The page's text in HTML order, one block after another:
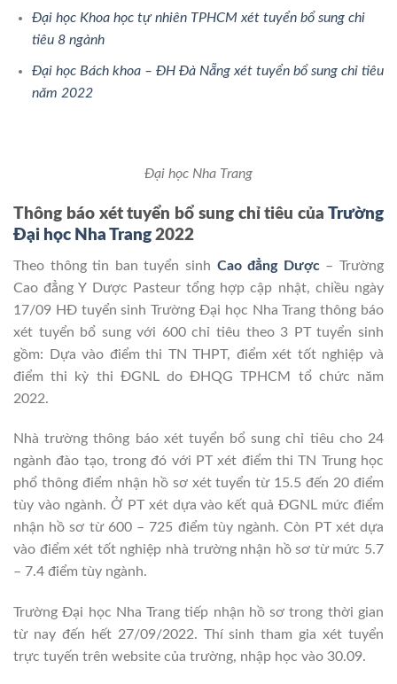
Đại học Khoa học tự nhiên TPHCM xét tuyển bổ sung chi
tiêu 8 ngành
Đại học Bách khoa – ĐH Đà Nẵng xét tuyển bổ sung chỉ tiêu
năm 2022
Đại học Nha Trang
Thông báo xét tuyển bổ sung chỉ tiêu của Trường
Đại học Nha Trang 2022
Theo thông tin ban tuyển sinh Cao đẳng Dược– Trường
Cao đẳng Y Dược Pasteur tổng hợp cập nhật, chiều ngày
17/09 HĐ tuyển sinh Trường Đại học Nha Trang thông báo
xét tuyển bổ sung với 600 chỉ tiêu theo 3 PT tuyển sinh
gồm: Dựa vào điểm thi TN THPT, điểm xét tốt nghiệp và
điểm thi kỳ thi ĐGNL do ĐHQG TPHCM tổ chức năm
2022.
Nhà trường thông báo xét tuyển bổ sung chỉ tiêu cho 24
ngành đào tạo, trong đó với PT xét điểm thi TN Trung học
phổ thông điểm nhận hồ sơ xét tuyển từ 15.5 đến 20 điểm
tùy vào ngành. Ở PT xét dựa vào kết quả ĐGNL mức điểm
nhận hồ sơ từ 600 – 725 điểm tùy ngành. Còn PT xét dựa
vào điểm xét tốt nghiệp nhà trường nhận hồ sơ từ mức 5.7
– 7.4 điểm tùy ngành.
Trường Đại học Nha Trang tiếp nhận hồ sơ trong thời gian
từ nay đến hết 27/09/2022. Thí sinh tham gia xét tuyển
trực tuyến trên website của trường, nhập học vào 30.09.